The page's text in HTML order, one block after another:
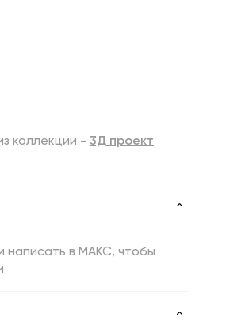
коллекции - 3Д проект
написать в МАКС, чтобы